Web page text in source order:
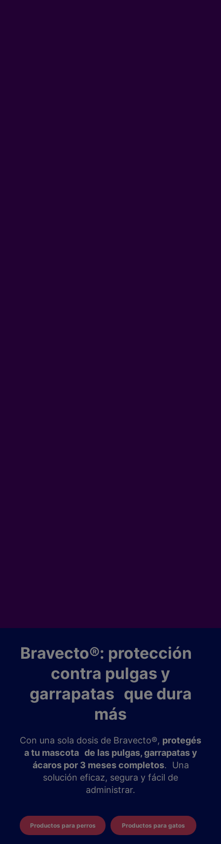
Bravecto®: protección
contra pulgas y
garrapatas que dura
más
Con una sola dosis de Bravecto®, protegés
a tu mascota de las pulgas, garrapatas y
ácaros por 3 meses completos. Una
solución eficaz, segura y fácil de
administrar.
Productos para perros Productos para gatos